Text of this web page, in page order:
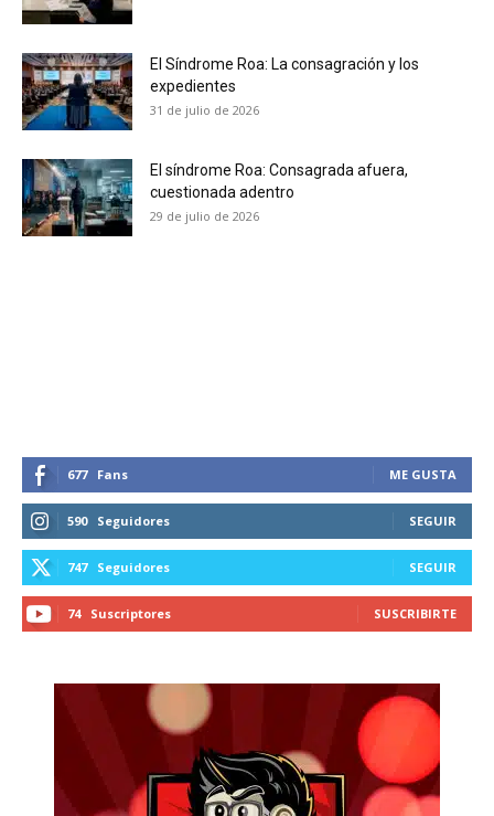
El Síndrome Roa: La consagración y los
expedientes
31 de julio de 2026
El síndrome Roa: Consagrada afuera,
cuestionada adentro
29 de julio de 2026
677 Fans ME GUSTA
590 Seguidores SEGUIR
747 Seguidores SEGUIR
74 Suscriptores SUSCRIBIRTE